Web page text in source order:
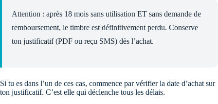
Attention : après 18 mois sans utilisation ET sans demande de
remboursement, le timbre est définitivement perdu. Conserve
ton justificatif (PDF ou reçu SMS) dès l’achat.
Si tu es dans l’un de ces cas, commence par vérifier la date d’achat sur
ton justificatif. C’est elle qui déclenche tous les délais.